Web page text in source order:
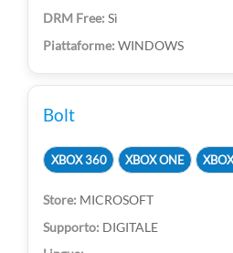
Sì
WINDOWS
Bolt
XBOX 360 XBOX ONE
MICROSOFT
DIGITALE